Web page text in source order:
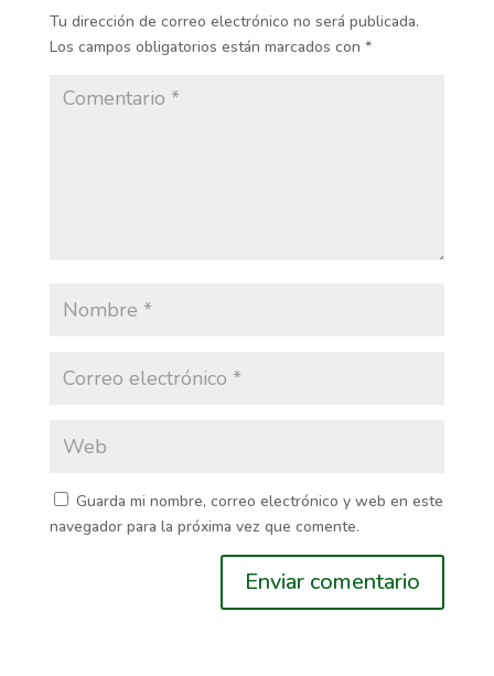
Tu dirección de correo electrónico no será publicada.
Los campos obligatorios están marcados con *
Guarda mi nombre, correo electrónico y web en este
navegador para la próxima vez que comente.